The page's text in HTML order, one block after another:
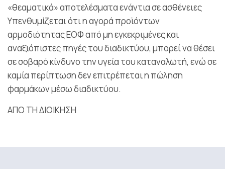
«θεαματικά» αποτελέσματα ενάντια σε ασθένειες
Υπενθυμίζεται ότι η αγορά προϊόντων
αρμοδιότητας ΕΟΦ από μη εγκεκριμένες και
αναξιόπιστες πηγές του διαδικτύου, μπορεί να θέσει
σε σοβαρό κίνδυνο την υγεία του καταναλωτή, ενώ σε
καμία περίπτωση δεν επιτρέπεται η πώληση
φαρμάκων μέσω διαδικτύου.
ΑΠΟ ΤΗ ΔΙΟΙΚΗΣΗ